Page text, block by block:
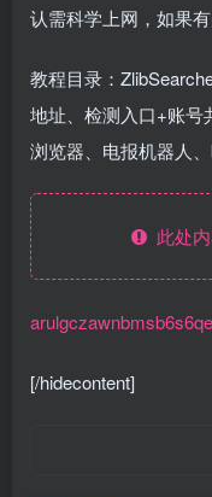
认需科学上网，如果
教程目录：
地址、检测入口+账号
浏览器、电报机器人
此处内
[/hidecontent]